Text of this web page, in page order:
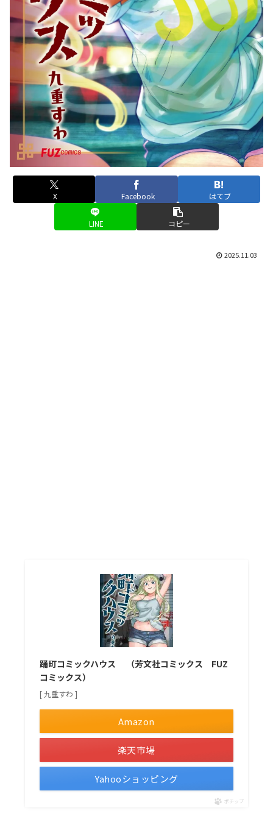
X Facebook はてブ
LINE コピー
2025.11.03
踊町コミックハウス （芳文社コミックス FUZ
コミックス）
[ 九重すわ ]
Amazon
楽天市場
Yahooショッピング
ポチップ